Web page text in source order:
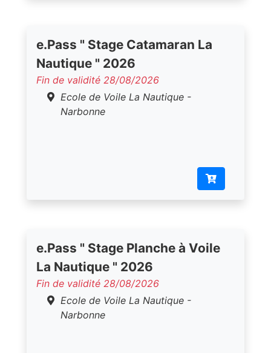
e.Pass " Stage Catamaran La
Nautique " 2026
Fin de validité 28/08/2026
Ecole de Voile La Nautique -
Narbonne
e.Pass " Stage Planche à Voile
La Nautique " 2026
Fin de validité 28/08/2026
Ecole de Voile La Nautique -
Narbonne